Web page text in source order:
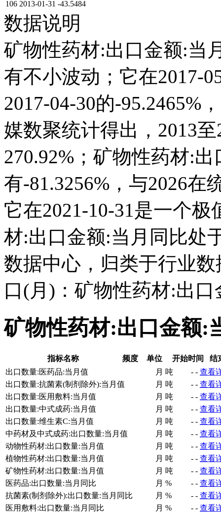
106 2013-01-31 -43.5484
数据说明
矿物性药材:出口金额:当
有不小波动；它在2017-
2017-04-30的-95.2465%
媒数聚统计得出，2013
270.92%；矿物性药材:
有-81.3256%，与2026
它在2021-10-31是一个
材:出口金额:当月同比处
数据中心，归类于行业
口(月)：矿物性药材:出
矿物性药材:出口金额:
指标名称 频度 单位 开始时间
结
出口数量:医药品:当月值
月 吨 - - 查看
出口数量:抗菌素(制剂除外):当月值
月 吨 - - 查看
出口数量:医用敷料:当月值
月 吨 - - 查看
出口数量:中式成药:当月值
月 吨 - - 查看
出口数量:维生素C:当月值
月 吨 - - 查看
中药材及中式成药:出口数量:当月值
月 吨 - - 查看
动物性药材:出口数量:当月值
月 吨 - - 查看
植物性药材:出口数量:当月值
月 吨 - - 查看
矿物性药材:出口数量:当月值
月 吨 - - 查看
医药品:出口数量:当月同比
月 % - - 查看
抗菌素(制剂除外):出口数量:当月同比
月 % - - 查看
医用敷料:出口数量:当月同比
月 % - - 查看